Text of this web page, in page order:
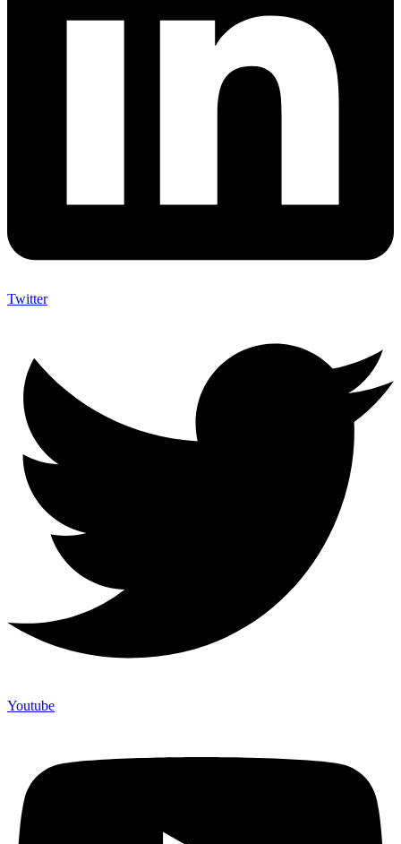
Twitter
Youtube